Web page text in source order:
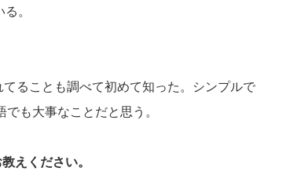
。
ることも調べて初めて知った。シンプルで
も大事なことだと思う。
えください。